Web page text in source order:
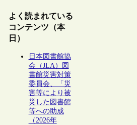
よく読まれている
コンテンツ（本
日）
日本図書館協
会（JLA）図
書館災害対策
委員会、「災
害等により被
災した図書館
等への助成
（2026年